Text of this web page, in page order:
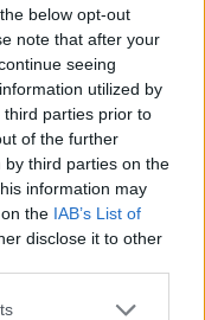
below opt-out
note that after your
seeing
utilized by
parties prior to
of the further
third parties on the
information may
the IAB’s List of
disclose it to other
14. rész
nem hiszünk a
kérnek?
laza